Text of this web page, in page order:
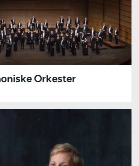
Orkester